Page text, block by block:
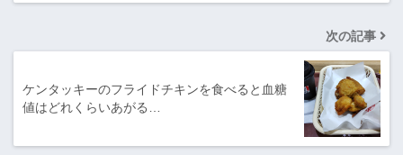
次の記事
ケンタッキーのフライドチキンを食べると血糖
値はどれくらいあがる…